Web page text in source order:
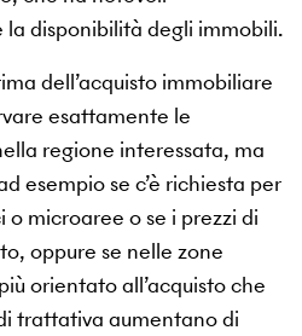
la disponibilità degli immobili.
dell’acquisto immobiliare
esattamente le
regione interessata, ma
esempio se c’è richiesta per
microaree o se i prezzi di
oppure se nelle zone
orientato all’acquisto che
trattativa aumentano di